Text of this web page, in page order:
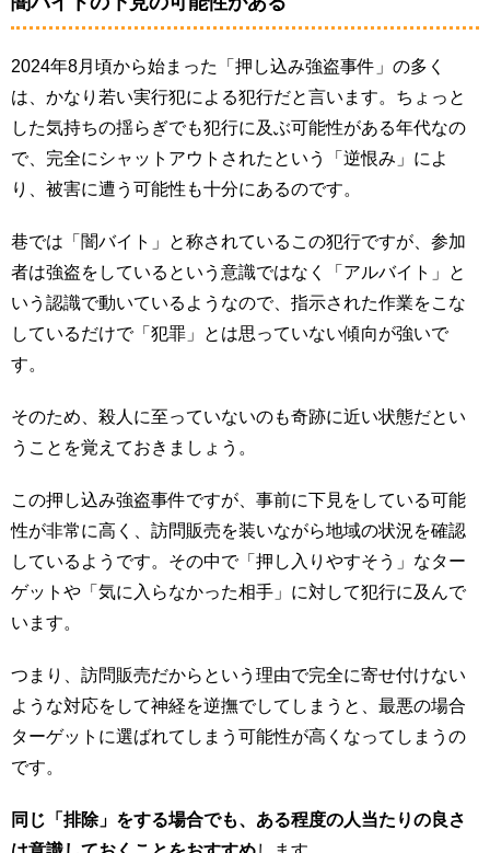
2024年8月頃から始まった「押し込み強盗事件」の多く
は、かなり若い実行犯による犯行だと言います。ちょっと
した気持ちの揺らぎでも犯行に及ぶ可能性がある年代なの
で、完全にシャットアウトされたという「逆恨み」によ
り、被害に遭う可能性も十分にあるのです。
巷では「闇バイト」と称されているこの犯行ですが、参加
者は強盗をしているという意識ではなく「アルバイト」と
いう認識で動いているようなので、指示された作業をこな
しているだけで「犯罪」とは思っていない傾向が強いで
す。
そのため、殺人に至っていないのも奇跡に近い状態だとい
うことを覚えておきましょう。
この押し込み強盗事件ですが、事前に下見をしている可能
性が非常に高く、訪問販売を装いながら地域の状況を確認
しているようです。その中で「押し入りやすそう」なター
ゲットや「気に入らなかった相手」に対して犯行に及んで
います。
つまり、訪問販売だからという理由で完全に寄せ付けない
ような対応をして神経を逆撫でしてしまうと、最悪の場合
ターゲットに選ばれてしまう可能性が高くなってしまうの
です。
同じ「排除」をする場合でも、ある程度の人当たりの良さ